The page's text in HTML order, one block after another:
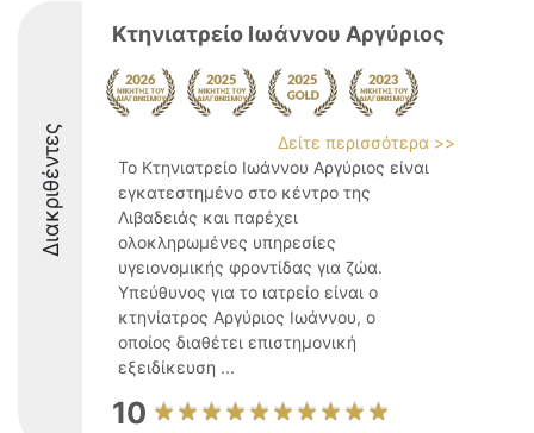
Διακριθέντες
Κτηνιατρείο Ιωάννου Αργύριος
Δείτε περισσότερα >>
Το Κτηνιατρείο Ιωάννου Αργύριος είναι
εγκατεστημένο στο κέντρο της
Λιβαδειάς και παρέχει
ολοκληρωμένες υπηρεσίες
υγειονομικής φροντίδας για ζώα.
Υπεύθυνος για το ιατρείο είναι ο
κτηνίατρος Αργύριος Ιωάννου, ο
οποίος διαθέτει επιστημονική
εξειδίκευση ...
10